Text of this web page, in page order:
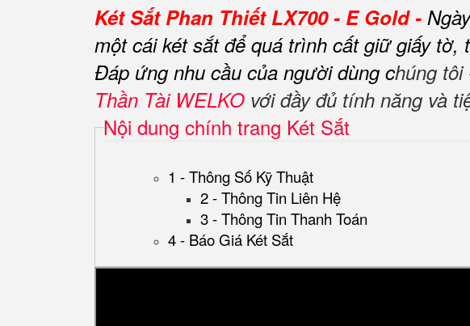
Két Sắt Phan Thiết LX700 - E Gold -
một cái két sắt để quá trình cất giữ giấy tờ,
Đáp ứng nhu cầu của người dùng chúng tôi
Thần Tài WELKO với đầy đủ tính năng và
Nội dung chính trang Két Sắt
1 - Thông Số Kỹ Thuật
2 - Thông Tin Liên Hệ
3 - Thông Tin Thanh Toán
4 - Báo Giá Két Sắt